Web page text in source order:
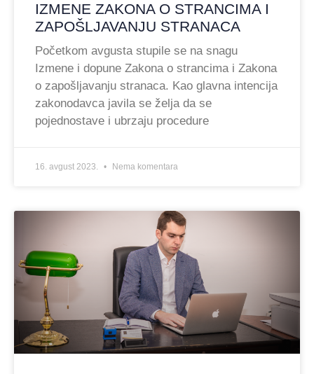
IZMENE ZAKONA O STRANCIMA I
ZAPOŠLJAVANJU STRANACA
Početkom avgusta stupile se na snagu
Izmene i dopune Zakona o strancima i Zakona
o zapošljavanju stranaca. Kao glavna intencija
zakonodavca javila se želja da se
pojednostave i ubrzaju procedure
16. avgust 2023. Nema komentara